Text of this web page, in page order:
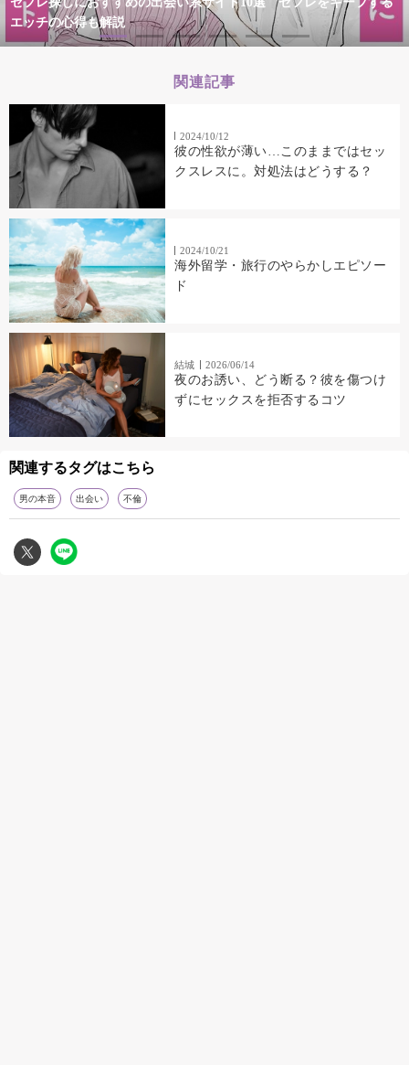
エッチの心得も解説
関連記事
2024/10/12
彼の性欲が薄い…このままではセッ
クスレスに。対処法はどうする？
2024/10/21
海外留学・旅行のやらかしエピソー
ド
結城 2026/06/14
夜のお誘い、どう断る？彼を傷つけ
ずにセックスを拒否するコツ
関連するタグはこちら
男の本音 出会い 不倫